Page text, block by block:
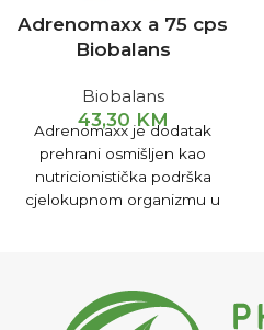
Adrenomaxx a 75 cps
Biobalans
Biobalans
43,30KM
Adrenomaxx je dodatak
prehrani osmišljen kao
nutricionistička podrška
cjelokupnom organizmu u
nakon njih.